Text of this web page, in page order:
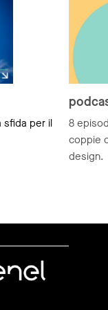
sfida per il
8
coppie
design.